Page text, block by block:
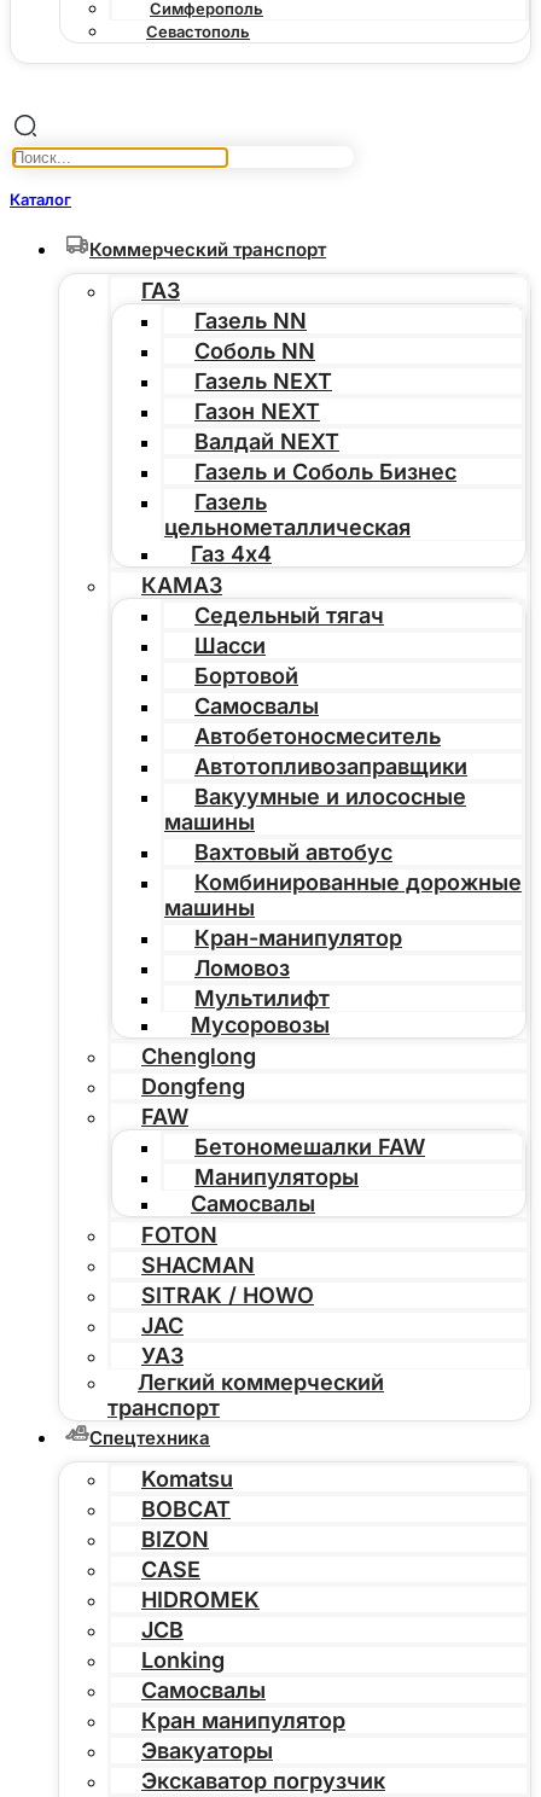
Симферополь
Севастополь
Каталог
Коммерческий транспорт
ГАЗ
Газель NN
Соболь NN
Газель NEXT
Газон NEXT
Валдай NEXT
Газель и Соболь Бизнес
Газель
цельнометаллическая
Газ 4х4
КАМАЗ
Седельный тягач
Шасси
Бортовой
Самосвалы
Автобетоносмеситель
Автотопливозаправщики
Вакуумные и илососные
машины
Вахтовый автобус
Комбинированные дорожные
машины
Кран-манипулятор
Ломовоз
Мультилифт
Мусоровозы
Chenglong
Dongfeng
FAW
Бетономешалки FAW
Манипуляторы
Самосвалы
FOTON
SHACMAN
SITRAK / HOWO
JAC
УАЗ
Легкий коммерческий
транспорт
Спецтехника
Komatsu
BOBCAT
BIZON
CASE
HIDROMEK
JCB
Lonking
Самосвалы
Кран манипулятор
Эвакуаторы
Экскаватор погрузчик